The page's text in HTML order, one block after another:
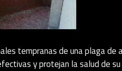
tempranas de una plaga
y protejan la salud de